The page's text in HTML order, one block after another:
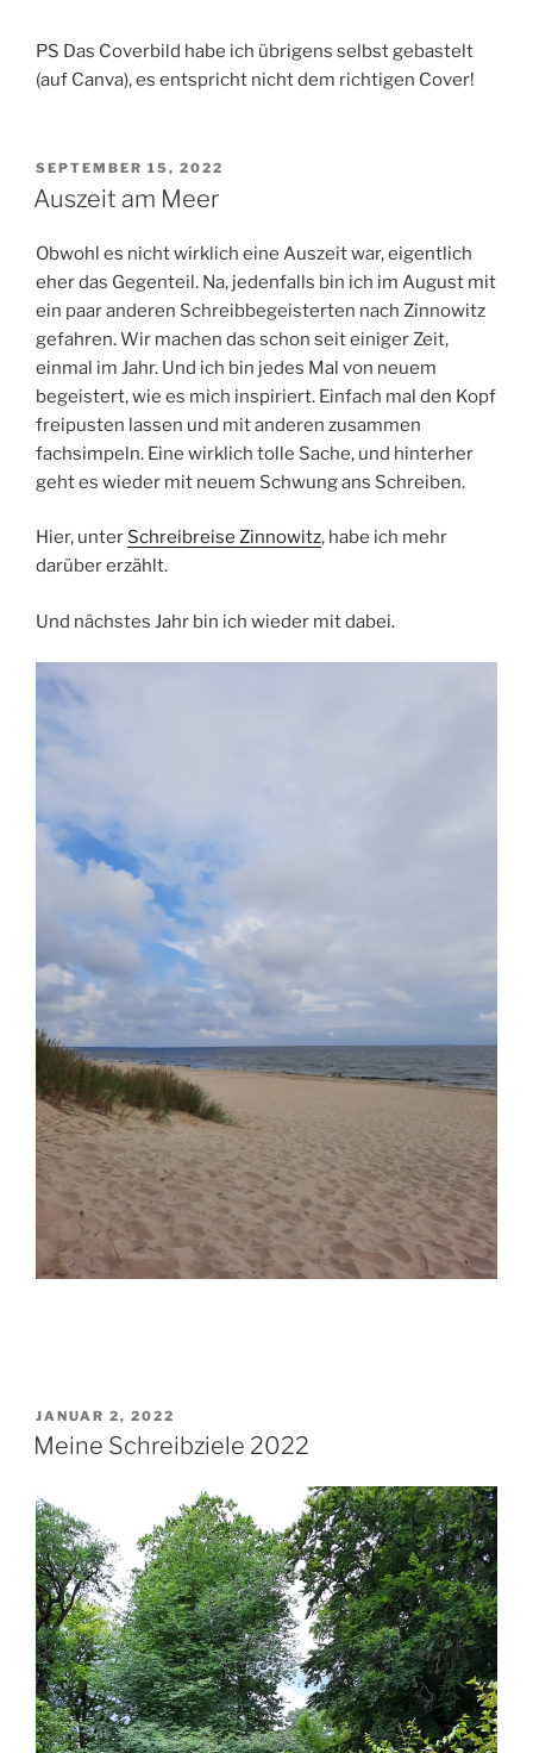
PS Das Coverbild habe ich übrigens selbst gebastelt
(auf Canva), es entspricht nicht dem richtigen Cover!
VERÖFFENTLICHT
AM
SEPTEMBER 15, 2022
Auszeit am Meer
Obwohl es nicht wirklich eine Auszeit war, eigentlich
eher das Gegenteil. Na, jedenfalls bin ich im August mit
ein paar anderen Schreibbegeisterten nach Zinnowitz
gefahren. Wir machen das schon seit einiger Zeit,
einmal im Jahr. Und ich bin jedes Mal von neuem
begeistert, wie es mich inspiriert. Einfach mal den Kopf
freipusten lassen und mit anderen zusammen
fachsimpeln. Eine wirklich tolle Sache, und hinterher
geht es wieder mit neuem Schwung ans Schreiben.
Hier, unter Schreibreise Zinnowitz, habe ich mehr
darüber erzählt.
Und nächstes Jahr bin ich wieder mit dabei.
VERÖFFENTLICHT
AM
JANUAR 2, 2022
Meine Schreibziele 2022